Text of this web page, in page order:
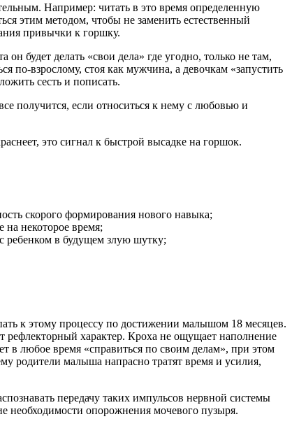
Например: читать в это время определенную
этим методом, чтобы не заменить естественный
привычки к горшку.
будет делать «свои дела» где угодно, только не там,
по-взрослому, стоя как мужчина, а девочкам «запустить
сесть и пописать.
получится, если относиться к нему с любовью и
это сигнал к быстрой высадке на горшок.
скорого формирования нового навыка;
на некоторое время;
ребенком в будущем злую шутку;
к этому процессу по достижении малышом 18 месяцев.
рефлекторный характер. Кроха не ощущает наполнение
в любое время «справиться по своим делам», при этом
родители малыша напрасно тратят время и усилия,
передачу таких импульсов нервной системы
опорожнения мочевого пузыря.